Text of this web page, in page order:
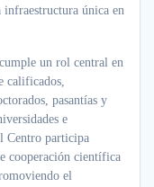
única en
un rol central en
calificados,
pasantías y
e
Centro participa
cooperación científica
el